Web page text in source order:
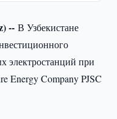
--В Узбекистане
электростанций при
Energy Company PJSC